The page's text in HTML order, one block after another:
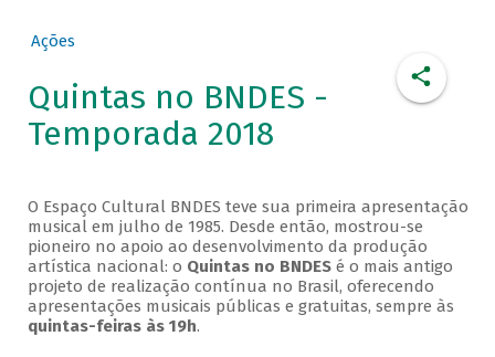
Ações
Quintas no BNDES -
Temporada 2018
O Espaço Cultural BNDES teve sua primeira apresentação
musical em julho de 1985. Desde então, mostrou-se
pioneiro no apoio ao desenvolvimento da produção
artística nacional: o Quintas no BNDESé o mais antigo
projeto de realização contínua no Brasil, oferecendo
apresentações musicais públicas e gratuitas, sempre às
quintas-feiras às 19h.